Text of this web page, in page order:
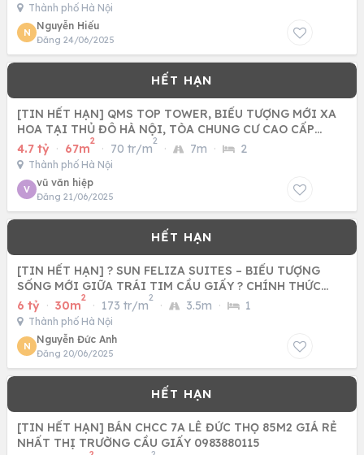
Thành phố Hà Nội
N
Nguyễn Hiếu
Đăng 24/06/2025
[TIN HẾT HẠN] QMS TOP TOWER, BIỂU TƯỢNG MỚI XA
HOA TẠI THỦ ĐÔ HÀ NỘI, TÒA CHUNG CƯ CAO CẤP
MANG PHONG CÁCH CHÂU ÂU
4.7 tỷ · 67m
2
· 70 tr/m
2
· 7m · 2
Thành phố Hà Nội
V
vũ văn hiệp
Đăng 21/06/2025
[TIN HẾT HẠN] ? SUN FELIZA SUITES – BIỂU TƯỢNG
SỐNG MỚI GIỮA TRÁI TIM CẦU GIẤY ? CHÍNH THỨC
NHẬN BOOKING – CHỈ
6 tỷ · 30m
2
· 173 tr/m
2
· 3.5m · 1
Thành phố Hà Nội
N
Nguyễn Đức Anh
Đăng 20/06/2025
[TIN HẾT HẠN] BÁN CHCC 7A LÊ ĐỨC THỌ 85M2 GIÁ RẺ
NHẤT THỊ TRƯỜNG CẦU GIẤY 0983880115